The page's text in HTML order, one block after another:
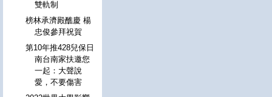
雙軌制
榜林承濟殿醮慶 楊
忠俊參拜祝賀
第10年推428兒保日
南台南家扶邀您
一起：大聲說
愛，不要傷害